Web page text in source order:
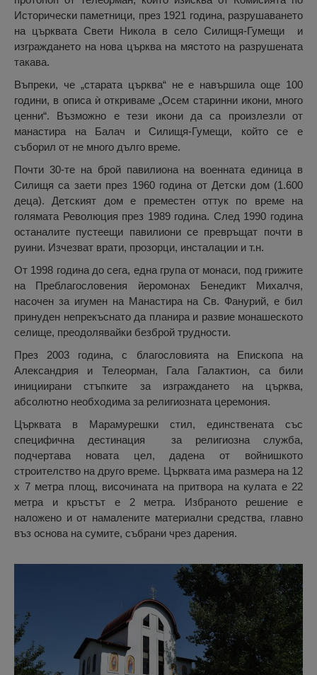
Исторически паметници, през 1921 година, разрушаването
на църквата Свети Никола в село Силищя-Гумещи и
изграждането на нова църква на мястото на разрушената
такава.
Въпреки, че „старата църква“ не е навършила още 100
години, в описа ѝ откриваме „Осем старинни икони, много
ценни“. Възможно е тези икони да са произлезли от
манастира на Балач и Силищя-Гумещи, който се е
съборил от не много дълго време.
Почти 30-те на брой павилиона на военната единица в
Силищя са заети през 1960 година от Детски дом (1.600
деца). Детският дом е преместен оттук по време на
голямата Революция през 1989 година. След 1990 година
останалите пустеещи павилиони се превръщат почти в
руини. Изчезват врати, прозорци, инсталации и т.н.
От 1998 година до сега, една група от монаси, под грижите
на Преблагословения йеромонах Бенедикт Михалчя,
насочен за игумен на Манастира на Св. Фанурий, е бил
принуден непрекъснато да планира и развие монашеското
селище, преодолявайки безброй трудности.
През 2003 година, с благословията на Епископа на
Александрия и Телеорман, Гала Галактион, са били
инициирани стъпките за изграждането на църква,
абсолютно необходима за религиозната церемония.
Църквата в Марамурешки стил, единствената със
специфична дестинация за религиозна служба,
подчертава новата цел, дадена от войнишкото
строителство на друго време. Църквата има размера на 12
x 7 метра площ, височината на притвора на кулата е 22
метра и кръстът е 2 метра. Избраното решение е
наложено и от намалените материални средства, главно
въз основа на сумите, събрани чрез дарения.